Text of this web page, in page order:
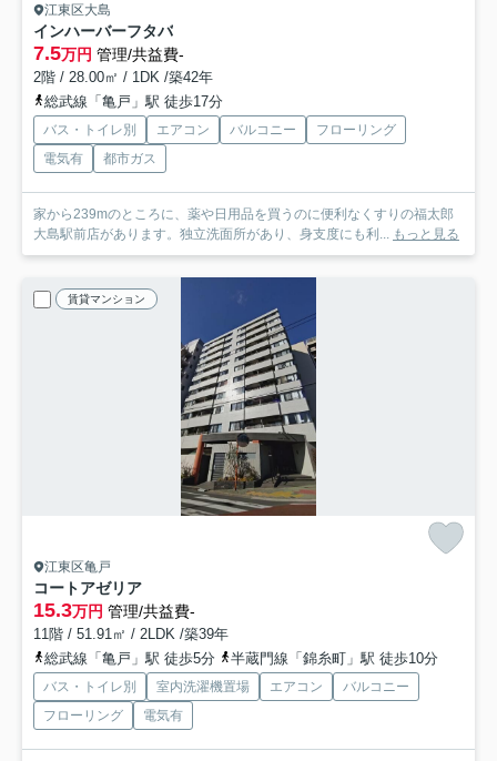
江東区大島
インハーバーフタバ
7.5万円 管理/共益費-
2階 / 28.00㎡ / 1DK /築42年
総武線「亀戸」駅 徒歩17分
バス・トイレ別 エアコン バルコニー
フローリング
電気有
都市ガス
家から239mのところに、薬や日用品を買うのに便利なくすりの福太郎
大島駅前店があります。独立洗面所があり、身支度にも利...
もっと見る
賃貸マンション
江東区亀戸
コートアゼリア
15.3万円 管理/共益費-
11階 / 51.91㎡ / 2LDK /築39年
総武線「亀戸」駅 徒歩5分
半蔵門線「錦糸町」駅 徒歩10分
バス・トイレ別 室内洗濯機置場 エアコン
バルコニー
フローリング
電気有